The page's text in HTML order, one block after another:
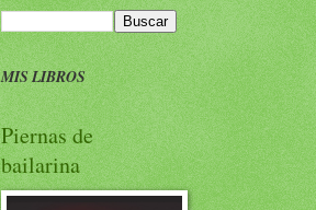
MIS LIBROS
Piernas de
bailarina